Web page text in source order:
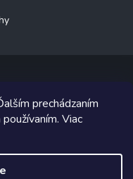
prechádzaním
Viac
práva vyhradené.
.